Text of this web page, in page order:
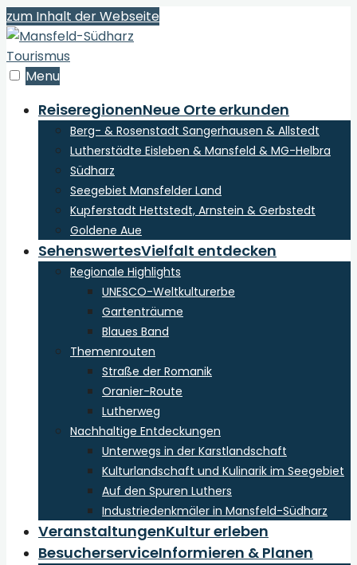
zum Inhalt der Webseite
Menu
ReiseregionenNeue Orte erkunden
Berg- & Rosenstadt Sangerhausen & Allstedt
Lutherstädte Eisleben & Mansfeld & MG-Helbra
Südharz
Seegebiet Mansfelder Land
Kupferstadt Hettstedt, Arnstein & Gerbstedt
Goldene Aue
SehenswertesVielfalt entdecken
Regionale Highlights
UNESCO-Weltkulturerbe
Gartenträume
Blaues Band
Themenrouten
Straße der Romanik
Oranier-Route
Lutherweg
Nachhaltige Entdeckungen
Unterwegs in der Karstlandschaft
Kulturlandschaft und Kulinarik im Seegebiet
Auf den Spuren Luthers
Industriedenkmäler in Mansfeld-Südharz
VeranstaltungenKultur erleben
BesucherserviceInformieren & Planen